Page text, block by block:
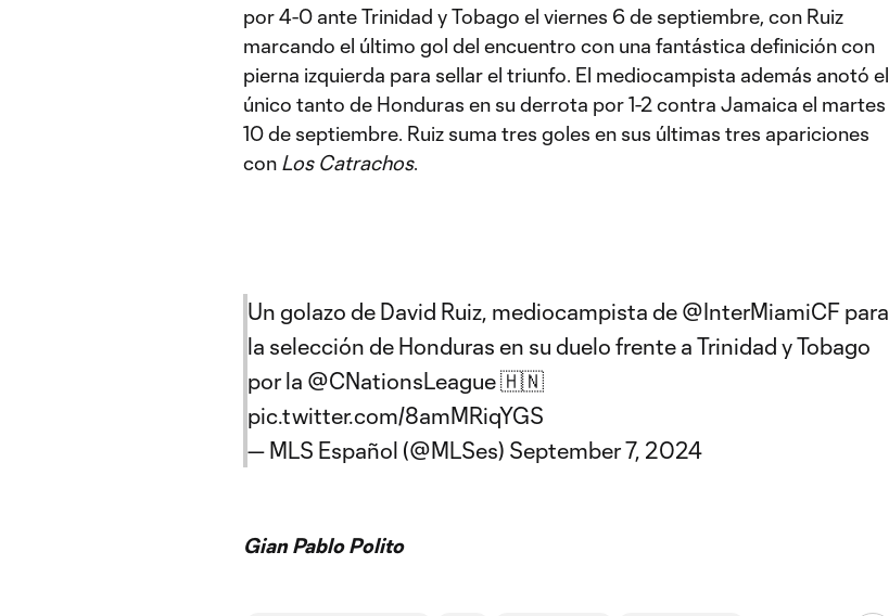
por 4-0 ante Trinidad y Tobago el viernes 6 de septiembre, con Ruiz
marcando el último gol del encuentro con una fantástica definición con
pierna izquierda para sellar el triunfo. El mediocampista además anotó el
único tanto de Honduras en su derrota por 1-2 contra Jamaica el martes
10 de septiembre. Ruiz suma tres goles en sus últimas tres apariciones
con Los Catrachos.
Un golazo de David Ruiz, mediocampista de @InterMiamiCF para
la selección de Honduras en su duelo frente a Trinidad y Tobago
por la @CNationsLeague🇭🇳
pic.twitter.com/8amMRiqYGS
— MLS Español (@MLSes) September 7, 2024
Gian Pablo Polito